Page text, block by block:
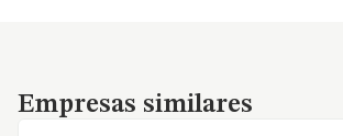
Empresas similares
Empresas similares